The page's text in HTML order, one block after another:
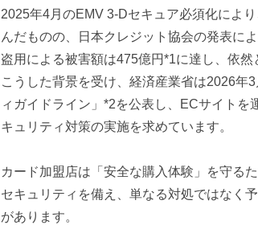
2025年4月のEMV 3-Dセキュア必須化によ
んだものの、日本クレジット協会の発表に
盗用による被害額は475億円*1に達し、依然
こうした背景を受け、経済産業省は2026年
ィガイドライン」*2を公表し、ECサイト
キュリティ対策の実施を求めています。
カード加盟店は「安全な購入体験」を守る
セキュリティを備え、単なる対処ではなく
があります。